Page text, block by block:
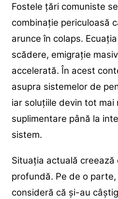
Fostele țări comuniste
combinație periculoasă
arunce în colaps.
scădere, emigrație
accelerată. În acest
asupra sistemelor de
iar soluțiile devin tot mai
suplimentare până la
sistem.
Situația actuală creează
profundă. Pe de o
consideră că și-au